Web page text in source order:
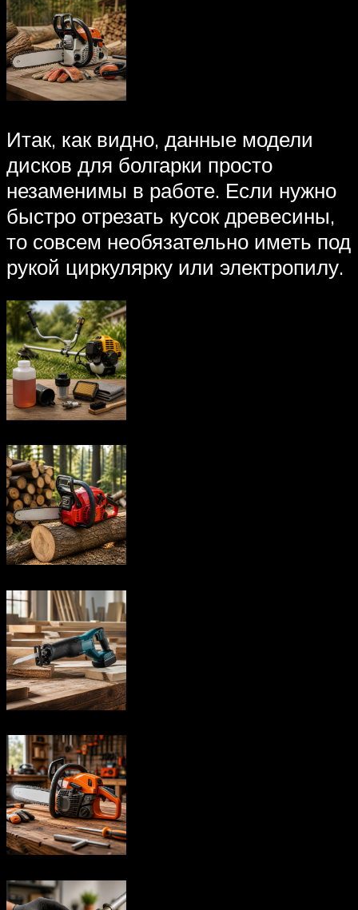
Итак, как видно, данные модели
дисков для болгарки просто
незаменимы в работе. Если нужно
быстро отрезать кусок древесины,
то совсем необязательно иметь под
рукой циркулярку или электропилу.